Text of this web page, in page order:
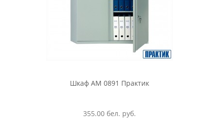
Шкаф AM 0891 Практик
355.00 бел. руб.